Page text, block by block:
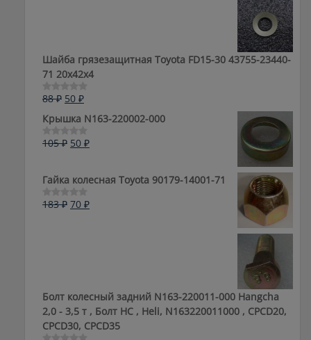
Шайба грязезащитная Toyota FD15-30 43755-23440-
71 20x42x4
Оценка
из
88₽ Первоначальная
цена
составляла
88 ₽.
50 ₽Текущая
цена:
50 ₽.
Крышка N163-220002-000
Оценка
5
105₽ Первоначальная
105 ₽.
50 ₽Текущая
Гайка колесная Toyota 90179-14001-71
Оценка
183₽ Первоначальная
70 ₽Текущая
Болт колесный задний N163-220011-000 Hangcha
2,0 - 3,5 т , Болт HC , Heli, N163220011000 , CPCD20,
CPCD30, CPCD35